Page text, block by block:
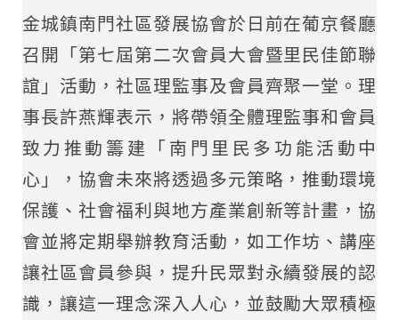
金城鎮南門社區發展協會於日前在葡京餐廳
召開「第七屆第二次會員大會暨里民佳節聯
誼」活動，社區理監事及會員齊聚一堂。理
事長許燕輝表示，將帶領全體理監事和會員
致力推動籌建「南門里民多功能活動中
心」，協會未來將透過多元策略，推動環境
保護、社會福利與地方產業創新等計畫，協
會並將定期舉辦教育活動，如工作坊、講座
讓社區會員參與，提升民眾對永續發展的認
識，讓這一理念深入人心，並鼓勵大眾積極